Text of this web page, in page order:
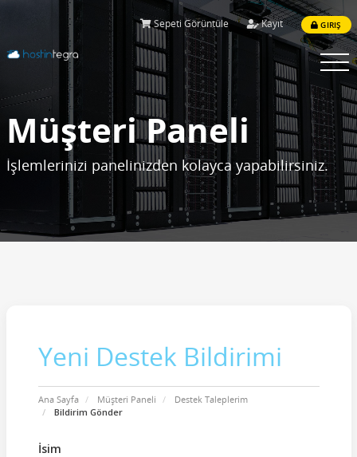
Sepeti Görüntüle Kayıt GIRIŞ
Müşteri Paneli
İşlemlerinizi panelinizden kolayca yapabilirsiniz.
Yeni Destek Bildirimi
Ana Sayfa Müşteri Paneli
Destek Taleplerim
Bildirim Gönder
İsim